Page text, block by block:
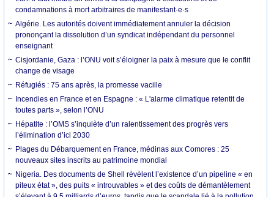
condamnations à mort arbitraires de manifestant·e·s
Algérie. Les autorités doivent immédiatement annuler la décision
prononçant la dissolution d’un syndicat indépendant du personnel
enseignant
Cisjordanie, Gaza : l’ONU voit s’éloigner la paix à mesure que le conflit
change de visage
Réfugiés : 75 ans après, la promesse vacille
Incendies en France et en Espagne : « L'alarme climatique retentit de
toutes parts », selon l’ONU
Hépatite : l’OMS s’inquiète d’un ralentissement des progrès vers
l’élimination d’ici 2030
Plages du Débarquement en France, médinas aux Comores : 25
nouveaux sites inscrits au patrimoine mondial
Nigeria. Des documents de Shell révèlent l’existence d’un pipeline « en
piteux état », des puits « introuvables » et des coûts de démantèlement